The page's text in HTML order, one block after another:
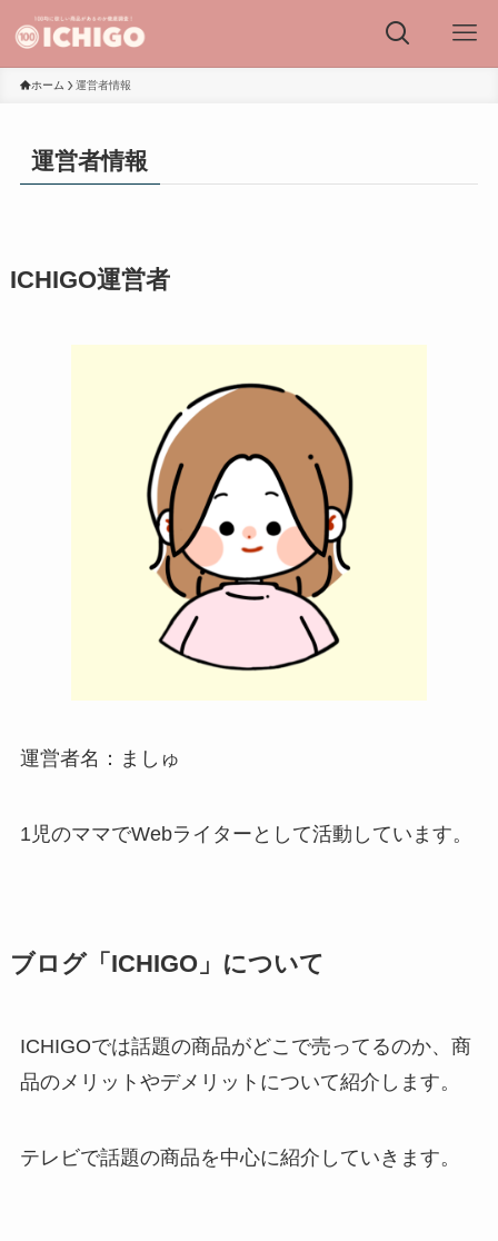
ホーム 運営者情報
運営者情報
ICHIGO運営者
運営者名：ましゅ
1児のママでWebライターとして活動しています。
ブログ「ICHIGO」について
ICHIGOでは話題の商品がどこで売ってるのか、商
品のメリットやデメリットについて紹介します。
テレビで話題の商品を中心に紹介していきます。